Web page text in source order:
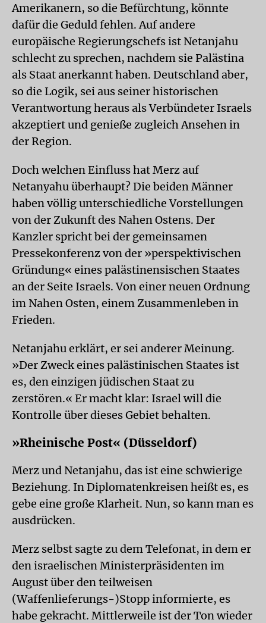
Amerikanern, so die Befürchtung, könnte
dafür die Geduld fehlen. Auf andere
europäische Regierungschefs ist Netanjahu
schlecht zu sprechen, nachdem sie Palästina
als Staat anerkannt haben. Deutschland aber,
so die Logik, sei aus seiner historischen
Verantwortung heraus als Verbündeter Israels
akzeptiert und genieße zugleich Ansehen in
der Region.
Doch welchen Einfluss hat Merz auf
Netanyahu überhaupt? Die beiden Männer
haben völlig unterschiedliche Vorstellungen
von der Zukunft des Nahen Ostens. Der
Kanzler spricht bei der gemeinsamen
Pressekonferenz von der »perspektivischen
Gründung« eines palästinensischen Staates
an der Seite Israels. Von einer neuen Ordnung
im Nahen Osten, einem Zusammenleben in
Frieden.
Netanjahu erklärt, er sei anderer Meinung.
»Der Zweck eines palästinischen Staates ist
es, den einzigen jüdischen Staat zu
zerstören.« Er macht klar: Israel will die
Kontrolle über dieses Gebiet behalten.
»Rheinische Post« (Düsseldorf)
Merz und Netanjahu, das ist eine schwierige
Beziehung. In Diplomatenkreisen heißt es, es
gebe eine große Klarheit. Nun, so kann man es
ausdrücken.
Merz selbst sagte zu dem Telefonat, in dem er
den israelischen Ministerpräsidenten im
August über den teilweisen
(Waffenlieferungs-)Stopp informierte, es
habe gekracht. Mittlerweile ist der Ton wieder